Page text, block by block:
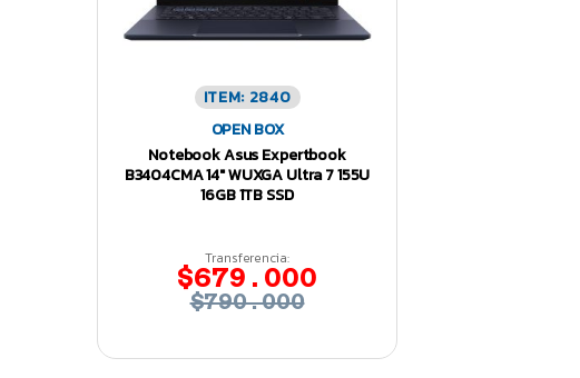
ITEM: 2840
OPEN BOX
Notebook Asus Expertbook
B3404CMA 14″ WUXGA Ultra 7 155U
16GB 1TB SSD
Transferencia:
$679.000
$790.000